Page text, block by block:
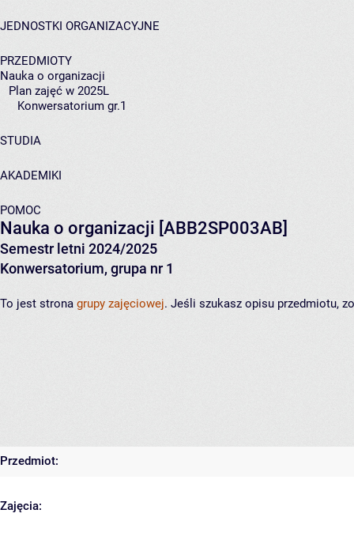
JEDNOSTKI ORGANIZACYJNE
PRZEDMIOTY
Nauka o organizacji
Plan zajęć w 2025L
Konwersatorium gr.1
STUDIA
AKADEMIKI
POMOC
Nauka o organizacji [ABB2SP003AB]
Semestr letni 2024/2025
Konwersatorium, grupa nr 1
To jest strona grupy zajęciowej. Jeśli szukasz opisu przedmiotu,
Przedmiot:
Zajęcia: